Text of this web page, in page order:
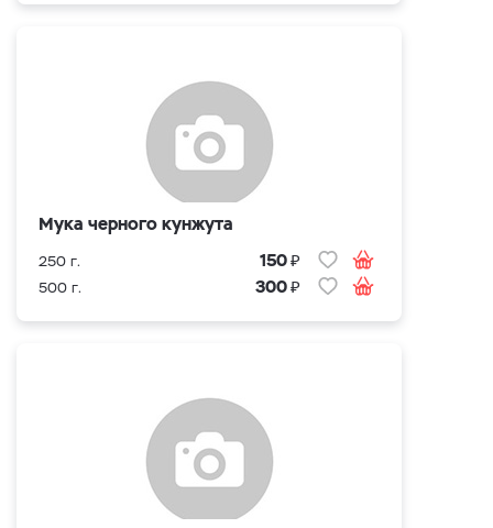
Мука черного кунжута
250 г. 150₽
500 г. 300₽